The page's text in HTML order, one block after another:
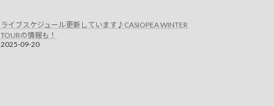
ライブスケジュール更新しています♪CASIOPEA WINTER
TOURの情報も！
2025-09-20